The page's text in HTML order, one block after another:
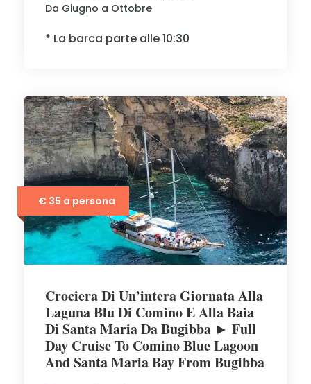
Da Giugno a Ottobre
* La barca parte alle 10:30
€ 35 a persona
Crociera Di Un’intera Giornata Alla
Laguna Blu Di Comino E Alla Baia
Di Santa Maria Da Bugibba ► Full
Day Cruise To Comino Blue Lagoon
And Santa Maria Bay From Bugibba